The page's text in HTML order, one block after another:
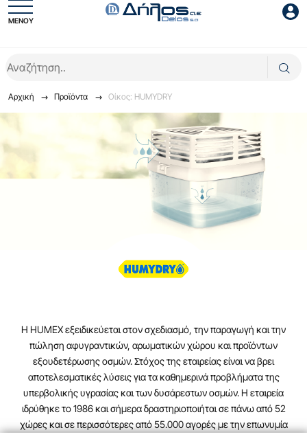
ΜΕΝΟΥ
Είσοδος
Ξέχασες το password;
Αρχική Προϊόντα Οίκος: HUMYDRY
H HUMEX εξειδικεύεται στον σχεδιασμό, την παραγωγή και την
πώληση αφυγραντικών, αρωματικών χώρου και προϊόντων
εξουδετέρωσης οσμών. Στόχος της εταιρείας είναι να βρει
αποτελεσματικές λύσεις για τα καθημερινά προβλήματα της
υπερβολικής υγρασίας και των δυσάρεστων οσμών. Η εταιρεία
ιδρύθηκε το 1986 και σήμερα δραστηριοποιήται σε πάνω από 52
χώρες και σε περισσότερες από 55.000 αγορές με την επωνυμία